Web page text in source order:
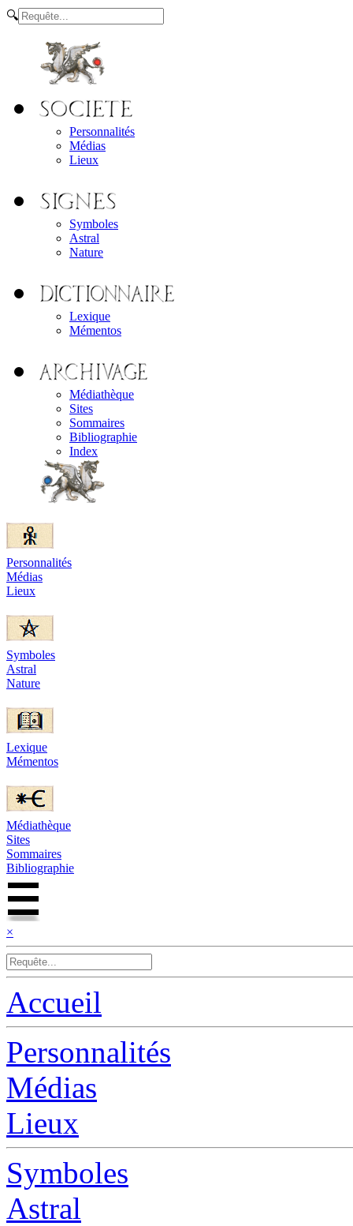
🔍
Personnalités
Médias
Lieux
Symboles
Astral
Nature
Lexique
Mémentos
Médiathèque
Sites
Sommaires
Bibliographie
Index
Personnalités
Médias
Lieux
Symboles
Astral
Nature
Lexique
Mémentos
Médiathèque
Sites
Sommaires
Bibliographie
×
Accueil
Personnalités
Médias
Lieux
Symboles
Astral